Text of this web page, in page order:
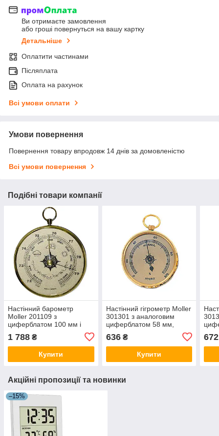
Ви отримаєте замовлення
або гроші повернуться на вашу картку
Детальніше
Оплатити частинами
Післяплата
Оплата на рахунок
Всі умови оплати
Умови повернення
Повернення товару впродовж 14 днів за домовленістю
Всі умови повернення
Подібні товари компанії
Настінний барометр
Moller 201109 з
циферблатом 100 мм і
золотистий
1 788 ₴
Купити
Настінний гігрометр Moller
301301 з аналоговим
циферблатом 58 мм,
орнаментом, золотистий
636₴
Купити
672
Акційні пропозиції та новинки
–15%